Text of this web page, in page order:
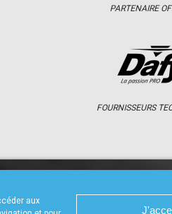
aux
PARTENAIRE
FOURNISSEURS
CALENDRIER